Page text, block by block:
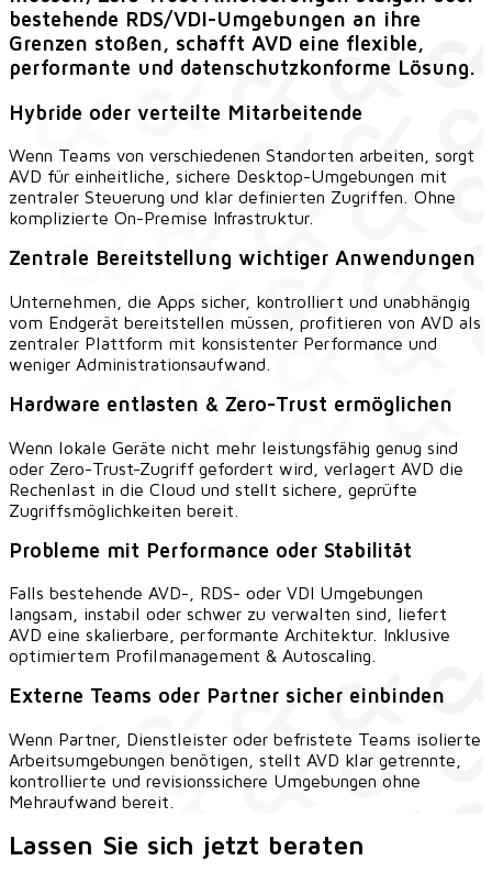
bestehende RDS/VDI-Umgebungen an ihre
Grenzen stoßen, schafft AVD eine flexible,
performante und datenschutzkonforme Lösung.
Hybride oder verteilte Mitarbeitende
Wenn Teams von verschiedenen Standorten arbeiten, sorgt
AVD für einheitliche, sichere Desktop-Umgebungen mit
zentraler Steuerung und klar definierten Zugriffen. Ohne
komplizierte On-Premise Infrastruktur.
Zentrale Bereitstellung wichtiger Anwendungen
Unternehmen, die Apps sicher, kontrolliert und unabhängig
vom Endgerät bereitstellen müssen, profitieren von AVD als
zentraler Plattform mit konsistenter Performance und
weniger Administrationsaufwand.
Hardware entlasten & Zero-Trust ermöglichen
Wenn lokale Geräte nicht mehr leistungsfähig genug sind
oder Zero-Trust-Zugriff gefordert wird, verlagert AVD die
Rechenlast in die Cloud und stellt sichere, geprüfte
Zugriffsmöglichkeiten bereit.
Probleme mit Performance oder Stabilität
Falls bestehende AVD-, RDS- oder VDI Umgebungen
langsam, instabil oder schwer zu verwalten sind, liefert
AVD eine skalierbare, performante Architektur. Inklusive
optimiertem Profilmanagement & Autoscaling.
Externe Teams oder Partner sicher einbinden
Wenn Partner, Dienstleister oder befristete Teams isolierte
Arbeitsumgebungen benötigen, stellt AVD klar getrennte,
kontrollierte und revisionssichere Umgebungen ohne
Mehraufwand bereit.
Lassen Sie sich jetzt beraten